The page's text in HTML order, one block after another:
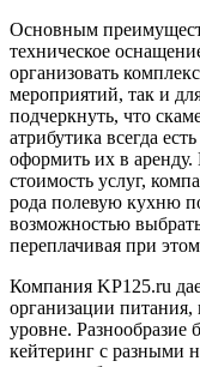
Основным
техническое
организовать
мероприятий, так и
подчеркнуть, что
атрибутика всегда
оформить их в
стоимость услуг,
рода полевую кухню
возможностью
переплачивая при
Компания KP125.ru
организации питания,
уровне. Разнообразие
кейтеринг с разными